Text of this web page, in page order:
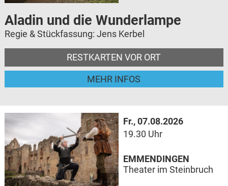
Aladin und die Wunderlampe
Regie & Stückfassung: Jens Kerbel
RESTKARTEN VOR ORT
MEHR INFOS
Fr., 07.08.2026
19.30 Uhr
EMMENDINGEN
Theater im Steinbruch